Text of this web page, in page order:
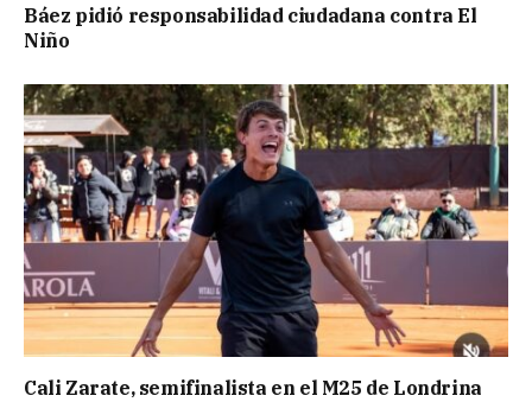
Báez pidió responsabilidad ciudadana contra El
Niño
Cali Zarate, semifinalista en el M25 de Londrina